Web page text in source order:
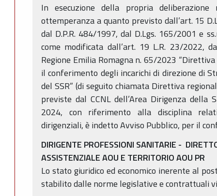
In esecuzione della propria
ottemperanza a quanto previsto dall’art. 15
dal D.P.R. 484/1997, dal D.Lgs. 165/2001 e
come modificata dall’art. 19 L.R. 23/2022,
Regione Emilia Romagna n. 65/2023
il conferimento degli incarichi di direzione di
del SSR” (di seguito chiamata Direttiva
previste dal CCNL dell’Area Dirigenza
2024, con riferimento alla disciplina
dirigenziali, è indetto Avviso Pubblico, per il
DIRIGENTE PROFESSIONI SANITARIE -
ASSISTENZIALE AOU E TERRITORIO AOU PR
Lo stato giuridico ed economico inerente al
stabilito dalle norme legislative e contrattuali